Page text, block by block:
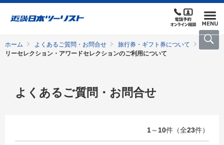
ホーム よくあるご質問・お問合せ 旅行券・ギフト券について
フ
リーセレクション・アワードセレクションのご利用について
よくあるご質問・お問合せ
1～ 10件（全23件）